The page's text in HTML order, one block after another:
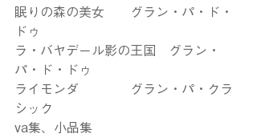
眠りの森の美女　　グラン・パ・ド・
ドゥ
ラ・バヤデール影の王国　グラン・
パ・ド・ドゥ
ライモンダ　　　　グラン・パ・クラ
シック
va集、小品集